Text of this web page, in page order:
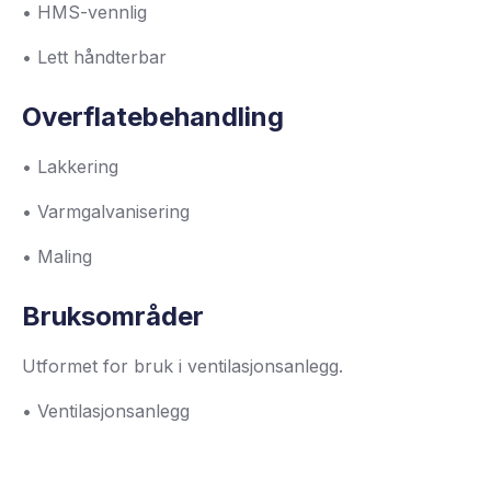
• HMS-vennlig
• Lett håndterbar
Overflatebehandling
• Lakkering
• Varmgalvanisering
• Maling
Bruksområder
Utformet for bruk i ventilasjonsanlegg.
• Ventilasjonsanlegg